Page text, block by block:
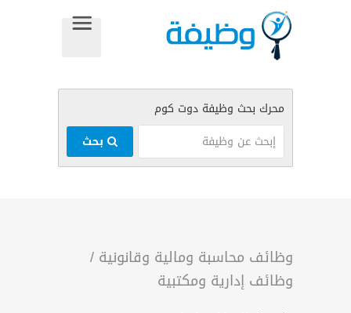
وظائف محاسبة ومالية وقانونية /
وظائف إدارية ومكتبية